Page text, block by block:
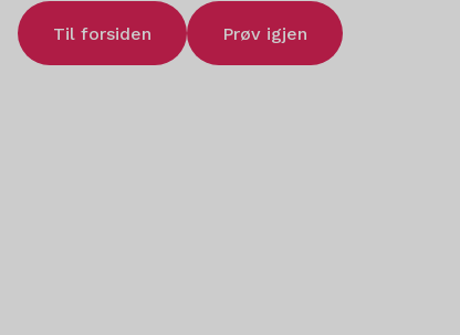
Til forsiden Prøv igjen